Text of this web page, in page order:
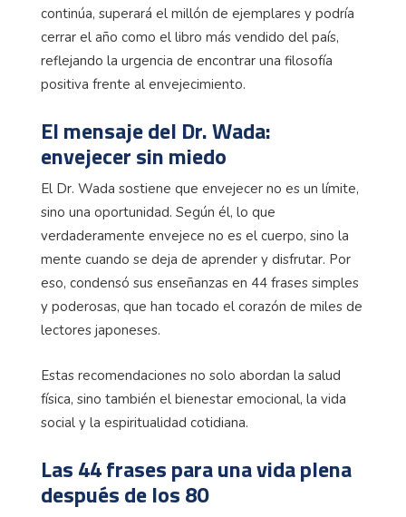
continúa, superará el millón de ejemplares y podría
cerrar el año como el libro más vendido del país,
reflejando la urgencia de encontrar una filosofía
positiva frente al envejecimiento.
El mensaje del Dr. Wada:
envejecer sin miedo
El Dr. Wada sostiene que envejecer no es un límite,
sino una oportunidad. Según él, lo que
verdaderamente envejece no es el cuerpo, sino la
mente cuando se deja de aprender y disfrutar. Por
eso, condensó sus enseñanzas en 44 frases simples
y poderosas, que han tocado el corazón de miles de
lectores japoneses.
Estas recomendaciones no solo abordan la salud
física, sino también el bienestar emocional, la vida
social y la espiritualidad cotidiana.
Las 44 frases para una vida plena
después de los 80